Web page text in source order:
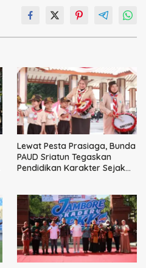
Lewat Pesta Prasiaga, Bunda
PAUD Sriatun Tegaskan
Pendidikan Karakter Sejak